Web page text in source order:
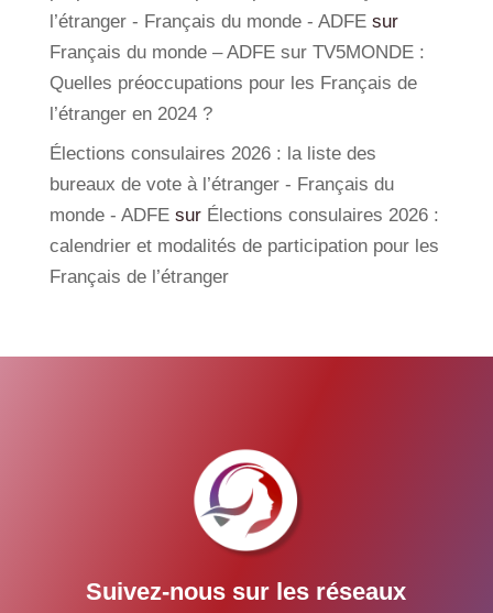
l’étranger - Français du monde - ADFEsur
Français du monde – ADFE sur TV5MONDE :
Quelles préoccupations pour les Français de
l’étranger en 2024 ?
Élections consulaires 2026 : la liste des
bureaux de vote à l’étranger - Français du
monde - ADFEsur Élections consulaires 2026 :
calendrier et modalités de participation pour les
Français de l’étranger
Suivez-nous sur les réseaux